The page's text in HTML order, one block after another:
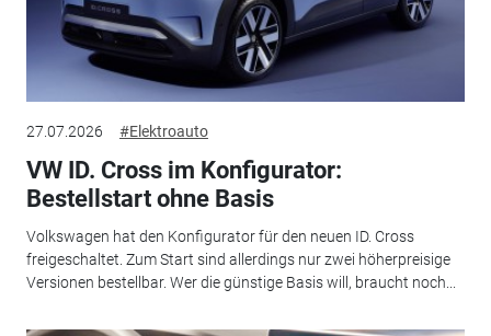
27.07.2026 #Elektroauto
VW ID. Cross im Konfigurator:
Bestellstart ohne Basis
Volkswagen hat den Konfigurator für den neuen ID. Cross
freigeschaltet. Zum Start sind allerdings nur zwei höherpreisige
Versionen bestellbar. Wer die günstige Basis will, braucht noch...